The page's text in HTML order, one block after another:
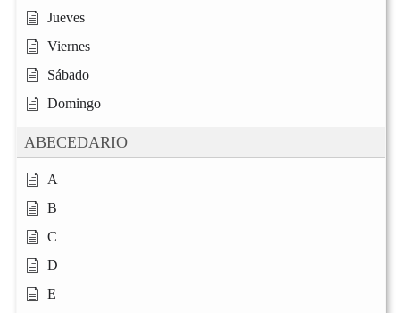
Jueves
Viernes
Sábado
Domingo
ABECEDARIO
A
B
C
D
E